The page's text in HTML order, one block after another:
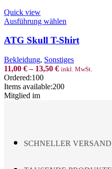
page
Quick view
Ausführung wählen
has
variants.
The
ATG Skull T-Shirt
Bekleidung, Sonstiges
11,00 €– 13,50 € inkl. MwSt.
Ordered:100
Items available:200
Mitglied im
SCHNELLER VERSAND